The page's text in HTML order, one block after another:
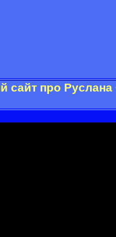
про